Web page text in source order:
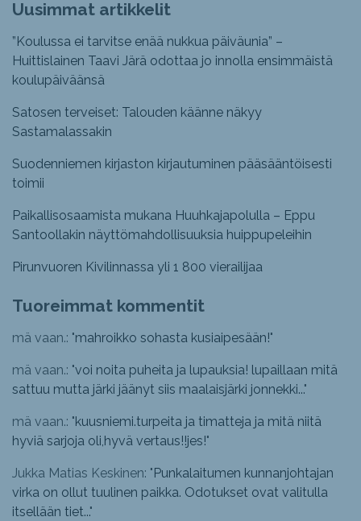
Uusimmat artikkelit
”Koulussa ei tarvitse enää nukkua päiväunia” –
Huittislainen Taavi Järä odottaa jo innolla ensimmäistä
koulupäiväänsä
Satosen terveiset: Talouden käänne näkyy
Sastamalassakin
Suodenniemen kirjaston kirjautuminen pääsääntöisesti
toimii
Paikallisosaamista mukana Huuhkajapolulla – Eppu
Santoollakin näyttömahdollisuuksia huippupeleihin
Pirunvuoren Kivilinnassa yli 1 800 vierailijaa
Tuoreimmat kommentit
mä vaan.: "mahroikko sohasta kusiaipesään!"
mä vaan.: "voi noita puheita ja lupauksia! lupaillaan mitä
sattuu mutta järki jäänyt siis maalaisjärki jonnekki..."
mä vaan.: "kuusniemi.turpeita ja timatteja ja mitä niitä
hyviä sarjoja oli,hyvä vertaus!!jes!"
Jukka Matias Keskinen: " Punkalaitumen kunnanjohtajan
virka on ollut tuulinen paikka. Odotukset ovat valitulla
itsellään tiet..."